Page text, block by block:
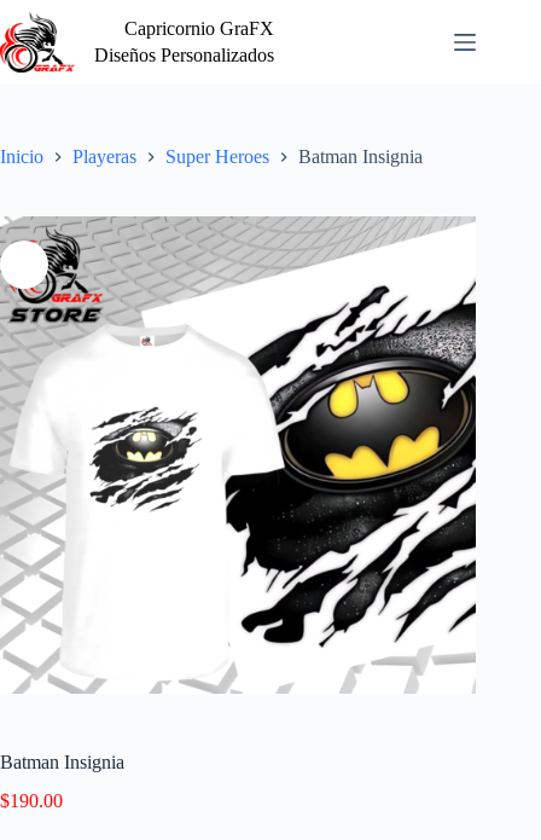
Saltar
al
contenido
Capricornio GraFX
Diseños Personalizados
Inicio Playeras Super Heroes Batman Insignia
Batman Insignia
$190.00